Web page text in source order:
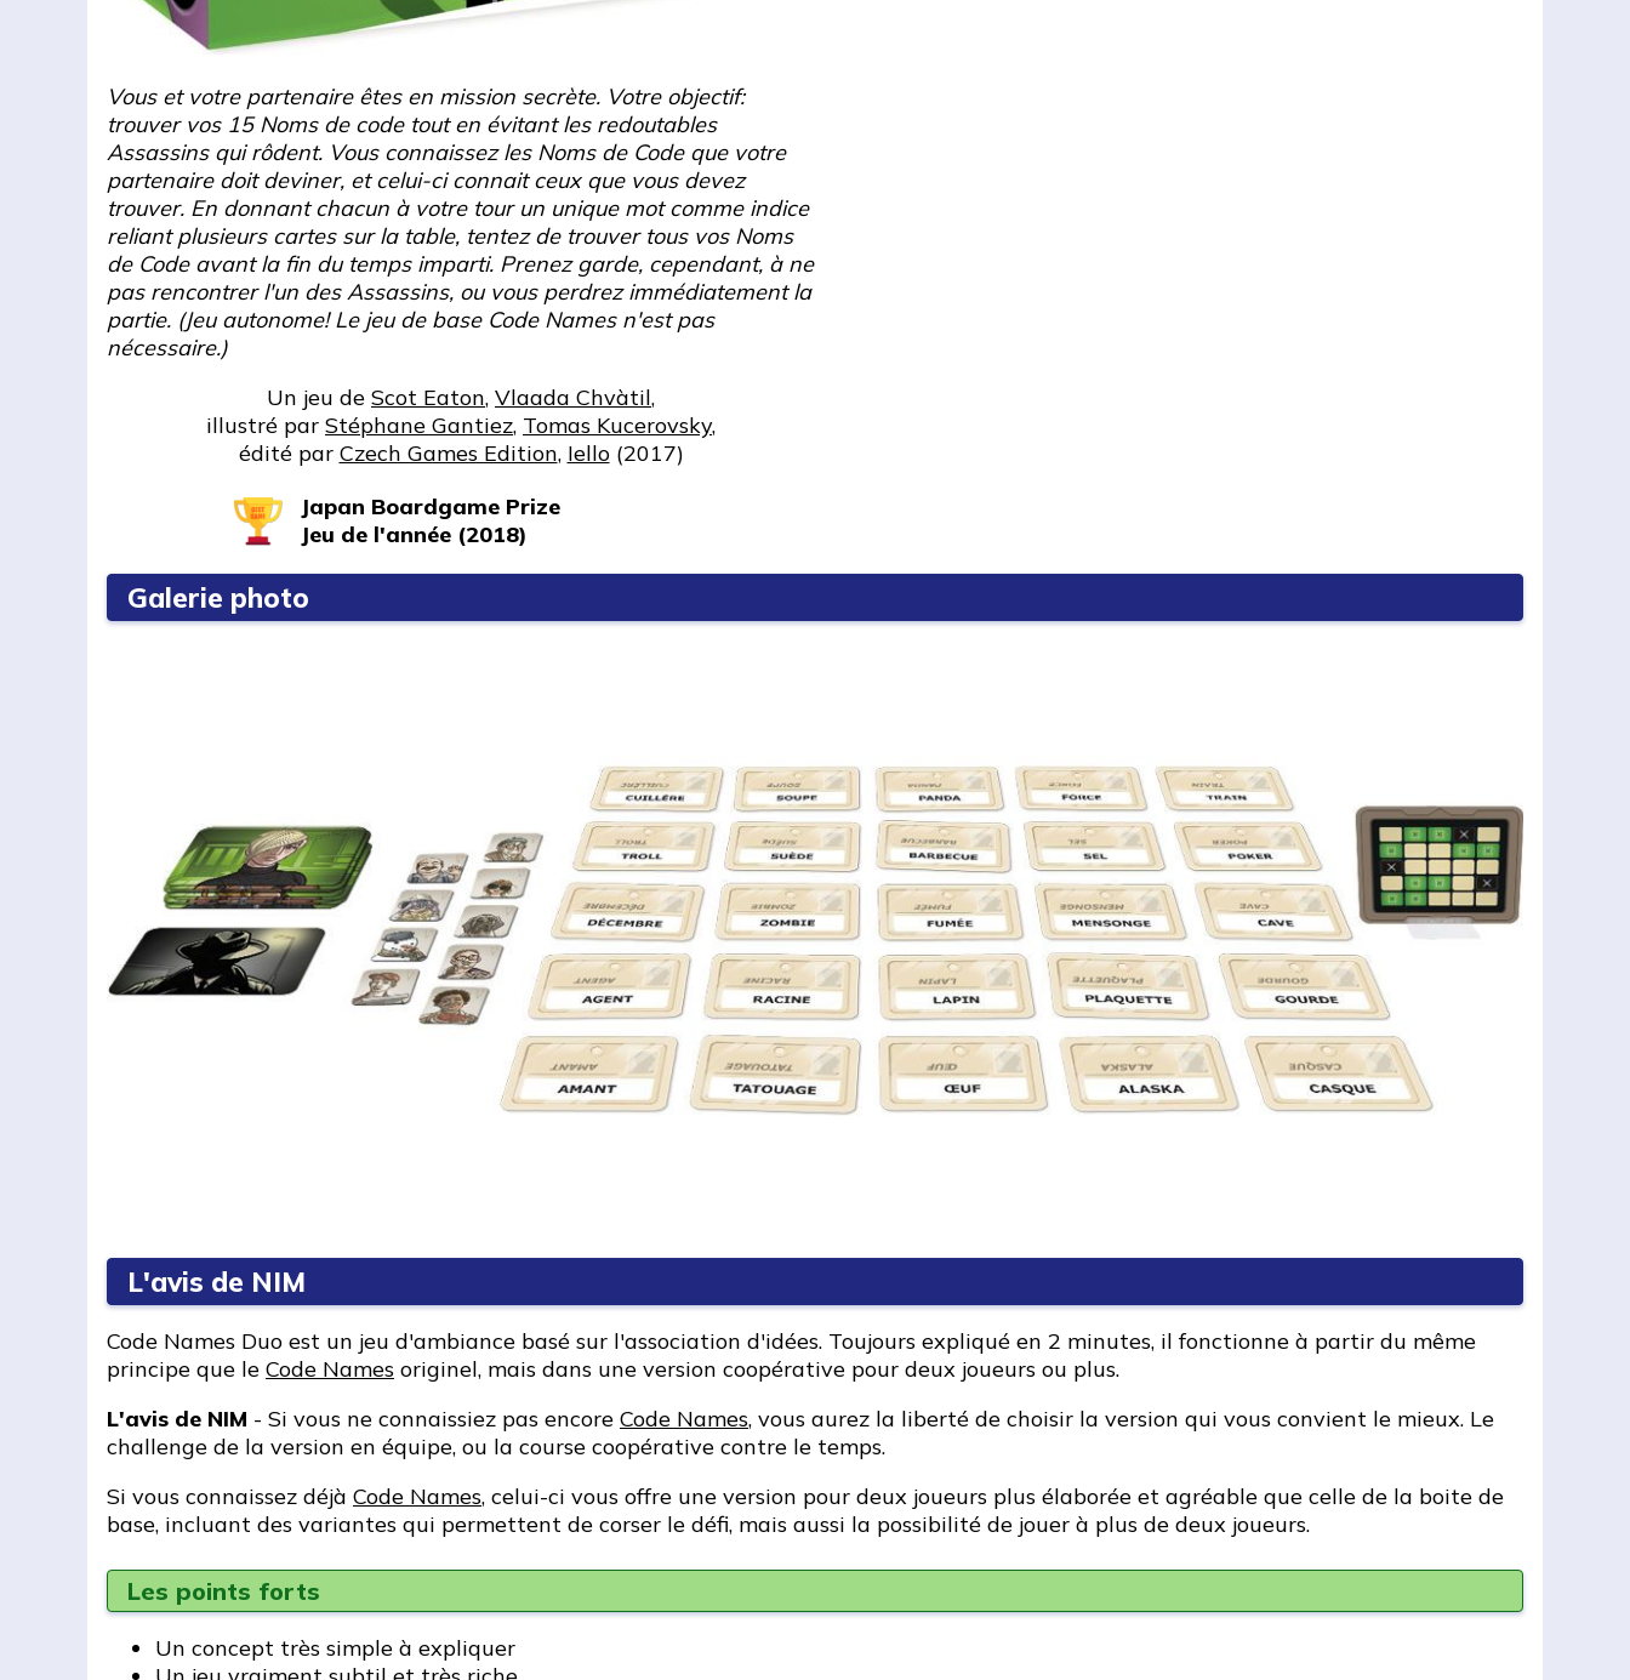
Vous et votre partenaire êtes en mission secrète. Votre objectif:
trouver vos 15 Noms de code tout en évitant les redoutables
Assassins qui rôdent. Vous connaissez les Noms de Code que votre
partenaire doit deviner, et celui-ci connait ceux que vous devez
trouver. En donnant chacun à votre tour un unique mot comme indice
reliant plusieurs cartes sur la table, tentez de trouver tous vos Noms
de Code avant la fin du temps imparti. Prenez garde, cependant, à ne
pas rencontrer l'un des Assassins, ou vous perdrez immédiatement la
partie. (Jeu autonome! Le jeu de base Code Names n'est pas
nécessaire.)
Un jeu de Scot Eaton, Vlaada Chvàtil,
illustré par Stéphane Gantiez, Tomas Kucerovsky,
édité par Czech Games Edition, Iello(2017)
Japan Boardgame Prize
Jeu de l'année (2018)
Galerie photo
L'avis de NIM
Code Names Duo est un jeu d'ambiance basé sur l'association d'idées. Toujours expliqué en 2 minutes, il fonctionne à partir du même
principe que le Code Names originel, mais dans une version coopérative pour deux joueurs ou plus.
L'avis de NIM - Si vous ne connaissiez pas encore Code Names, vous aurez la liberté de choisir la version qui vous convient le mieux. Le
challenge de la version en équipe, ou la course coopérative contre le temps.
Si vous connaissez déjà Code Names, celui-ci vous offre une version pour deux joueurs plus élaborée et agréable que celle de la boite de
base, incluant des variantes qui permettent de corser le défi, mais aussi la possibilité de jouer à plus de deux joueurs.
Les points forts
Un concept très simple à expliquer